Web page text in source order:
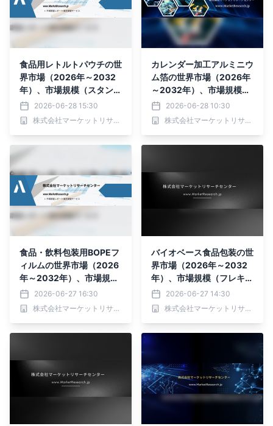
食品用レトルトパウチの世
界市場（2026年～2032
年）、市場規模（スタンド
アップパウチ、フラットパ
ウチ、その他）・分析レポ
ートを発表
2026-06-28 15:30
株式会社マーケットリサーチセンター
カレンダー加工アルミニウ
ム箔の世界市場（2026年
～2032年）、市場規模
（ダブルゼロ箔、シングル
ゼロ箔）・分析レポートを
発表
2026-06-28 10:30
株式会社マーケットリサーチセンター
食品・飲料包装用BOPEフ
ィルムの世界市場（2026
年～2032年）、市場規模
（厚さ30μm未満、厚さ3
0～35μm、厚さ35μm以
上）・分析レポートを発表
2026-06-27 16:30
株式会社マーケットリサーチセンター
バイオベース食品包装の世
界市場（2026年～2032
年）、市場規模（フレキシ
ブル包装、リジッド包装、
発泡包装）・分析レポート
を発表
2026-06-27 14:30
株式会社マーケットリサーチセンター